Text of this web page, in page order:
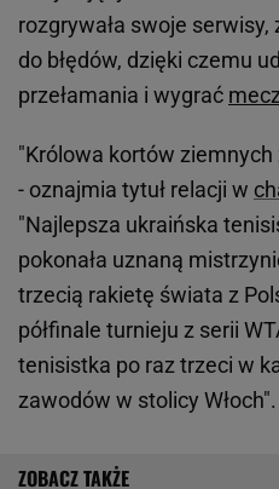
rozgrywała swoje
do błędów, dzięki czemu
przełamania i wygrać mecz
"Królowa kortów
- oznajmia tytuł relacji w
"Najlepsza ukraińska
pokonała uznaną
trzecią rakietę świata z
półfinale turnieju z serii
tenisistka po raz trzeci w
zawodów w stolicy Włoch".